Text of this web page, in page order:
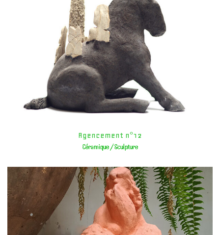
Agencement n°12
Céramique / Sculpture